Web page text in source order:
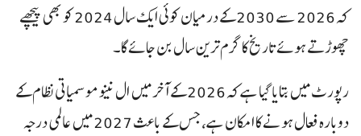
کہ 2026 سے 2030 کے درمیان کوئی ایک سال 2024 کو بھی پیچھے
چھوڑتے ہوئے تاریخ کا گرم ترین سال بن جائے گا۔
رپورٹ میں بتایا گیا ہے کہ 2026 کے آخر میں ال نینو موسمیاتی نظام کے
دوبارہ فعال ہونے کا امکان ہے، جس کے باعث 2027 میں عالمی درجہ